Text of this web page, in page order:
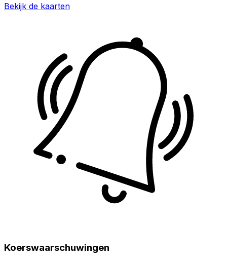
Bekijk de kaarten
Koerswaarschuwingen